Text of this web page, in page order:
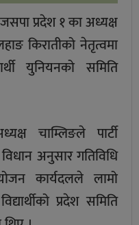
प्रदेश १ का अध्यक्ष
किरातीको नेतृत्वमा
युनियनको समिति
चाम्लिङले पार्टी
अनुसार गतिविधि
कार्यदलले लामो
प्रदेश समिति